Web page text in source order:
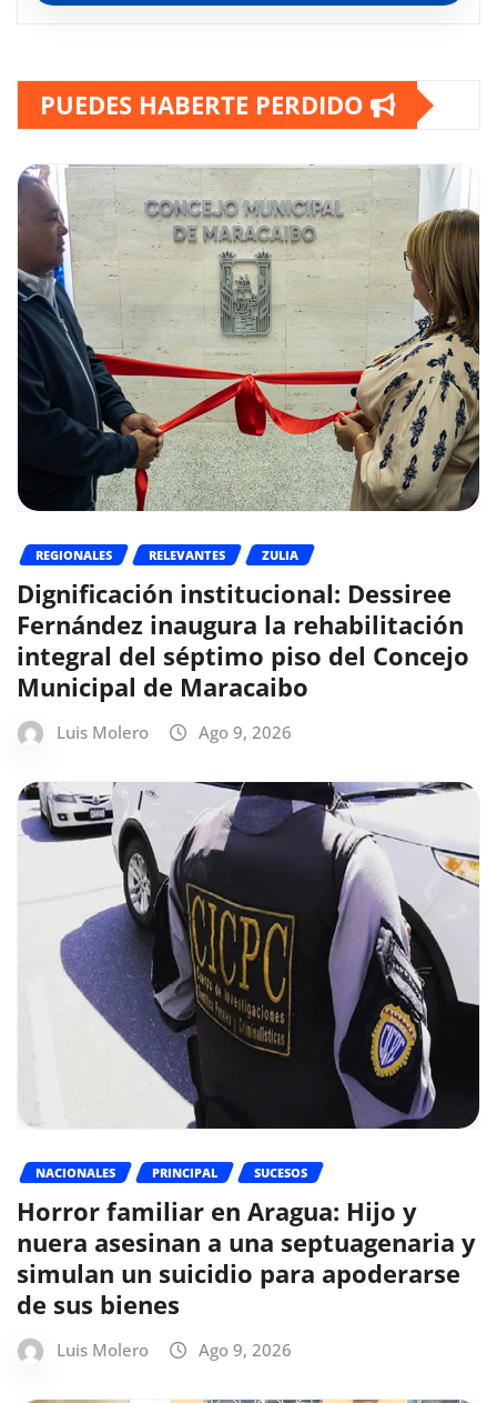
PUEDES HABERTE PERDIDO
REGIONALES RELEVANTES ZULIA
Dignificación institucional: Dessiree
Fernández inaugura la rehabilitación
integral del séptimo piso del Concejo
Municipal de Maracaibo
Luis Molero Ago 9, 2026
NACIONALES PRINCIPAL SUCESOS
Horror familiar en Aragua: Hijo y
nuera asesinan a una septuagenaria y
simulan un suicidio para apoderarse
de sus bienes
Luis Molero Ago 9, 2026